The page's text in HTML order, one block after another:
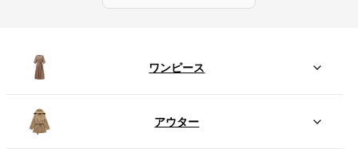
ワンピース
アウター